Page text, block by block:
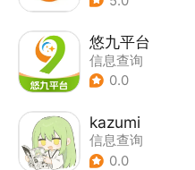
悠九平台
信息查询
0.0
kazumi
信息查询
0.0